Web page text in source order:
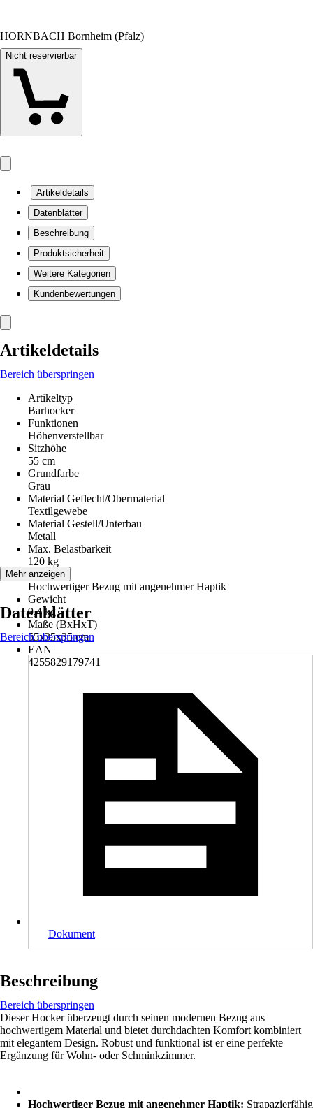
HORNBACH Bornheim (Pfalz)
Nicht reservierbar
Artikeldetails
Datenblätter
Beschreibung
Produktsicherheit
Weitere Kategorien
Kundenbewertungen
Artikeldetails
Bereich überspringen
Artikeltyp
Barhocker
Funktionen
Höhenverstellbar
Sitzhöhe
55 cm
Grundfarbe
Grau
Material Geflecht/Obermaterial
Textilgewebe
Material Gestell/Unterbau
Metall
Max. Belastbarkeit
120 kg
Hinweis
Hochwertiger Bezug mit angenehmer Haptik
Gewicht
9,4 kg
Maße (BxHxT)
55x35x35 cm
EAN
4255829179741
Mehr anzeigen
Datenblätter
Bereich überspringen
Dokument
Beschreibung
Bereich überspringen
Dieser Hocker überzeugt durch seinen modernen Bezug aus
hochwertigem Material und bietet durchdachten Komfort kombiniert
mit elegantem Design. Robust und funktional ist er eine perfekte
Ergänzung für Wohn- oder Schminkzimmer.
Hochwertiger Bezug mit angenehmer Haptik: Strapazierfähig